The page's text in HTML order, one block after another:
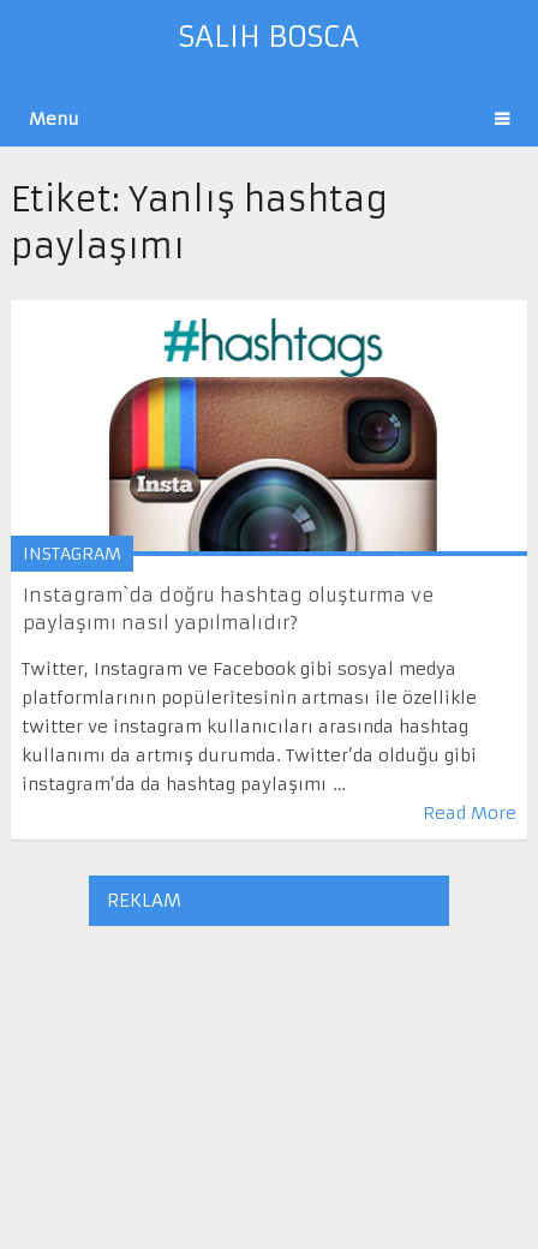
SALIH BOSCA
Menu
Etiket: Yanlış hashtag
paylaşımı
INSTAGRAM
Instagram`da doğru hashtag oluşturma ve
paylaşımı nasıl yapılmalıdır?
Twitter, Instagram ve Facebook gibi sosyal medya
platformlarının popüleritesinin artması ile özellikle
twitter ve instagram kullanıcıları arasında hashtag
kullanımı da artmış durumda. Twitter’da olduğu gibi
instagram’da da hashtag paylaşımı …
Read More
REKLAM